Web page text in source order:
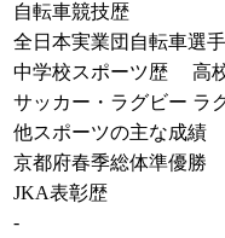
自転車競技歴
全日本実業団自転車
中学校スポーツ歴
高
サッカー・ラグビー ラ
他スポーツの主な成績
京都府春季総体準優勝
JKA表彰歴
-